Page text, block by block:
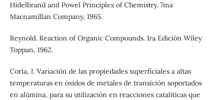
Hidelbrand and Powel Principles of Chemistry. 7ma
Macnamillan Company, 1965.
Reynold. Reaction of Organic Compounds. 1ra Edición Wiley
Toppan, 1962.
Coria, I. Variación de las propiedades superficiales a altas
temperaturas en óxidos de metales de transición soportados
en alúmina, para su utilización en reacciones catalíticas que